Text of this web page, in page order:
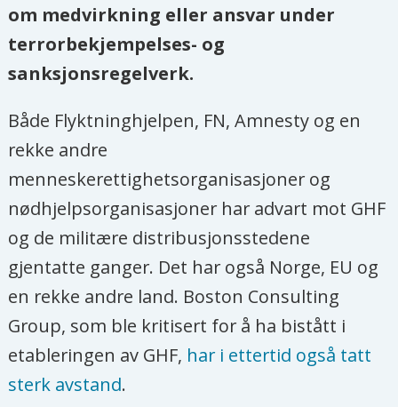
om medvirkning eller ansvar under
terrorbekjempelses- og
sanksjonsregelverk.
Både Flyktninghjelpen, FN, Amnesty og en
rekke andre
menneskerettighetsorganisasjoner og
nødhjelpsorganisasjoner har advart mot GHF
og de militære distribusjonsstedene
gjentatte ganger. Det har også Norge, EU og
en rekke andre land. Boston Consulting
Group, som ble kritisert for å ha bistått i
etableringen av GHF, har i ettertid også tatt
sterk avstand.